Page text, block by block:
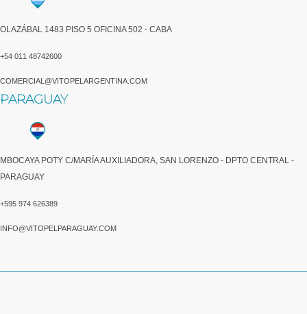
OLAZÁBAL 1483 PISO 5 OFICINA 502 - CABA
+54 011 48742600​
COMERCIAL@VITOPELARGENTINA.COM​
PARAGUAY
MBOCAYA POTY C/MARÍA AUXILIADORA, SAN LORENZO - DPTO CENTRAL -
PARAGUAY
+595 974 626389
INFO@VITOPELPARAGUAY.COM